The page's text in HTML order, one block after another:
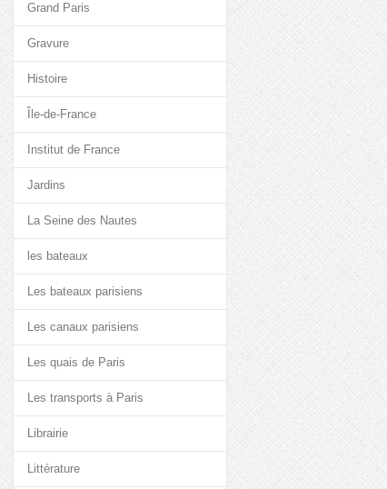
Grand Paris
Gravure
Histoire
Île-de-France
Institut de France
Jardins
La Seine des Nautes
les bateaux
Les bateaux parisiens
Les canaux parisiens
Les quais de Paris
Les transports à Paris
Librairie
Littérature